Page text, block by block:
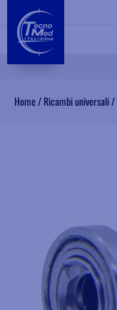
Home/ Ricambi universali/